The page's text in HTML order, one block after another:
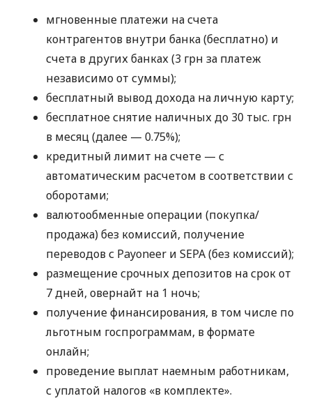
мгновенные платежи на счета
контрагентов внутри банка (бесплатно) и
счета в других банках (3 грн за платеж
независимо от суммы);
бесплатный вывод дохода на личную карту;
бесплатное снятие наличных до 30 тыс. грн
в месяц (далее — 0.75%);
кредитный лимит на счете — с
автоматическим расчетом в соответствии с
оборотами;
валютообменные операции (покупка/
продажа) без комиссий, получение
переводов с Payoneer и SEPA (без комиссий);
размещение срочных депозитов на срок от
7 дней, овернайт на 1 ночь;
получение финансирования, в том числе по
льготным госпрограммам, в формате
онлайн;
проведение выплат наемным работникам,
с уплатой налогов «в комплекте».